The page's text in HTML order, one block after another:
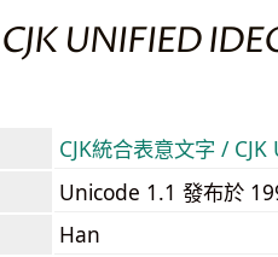
CJK UNIFIED
CJK統合表意文字 /
Unicode 1.1 發布於
Han